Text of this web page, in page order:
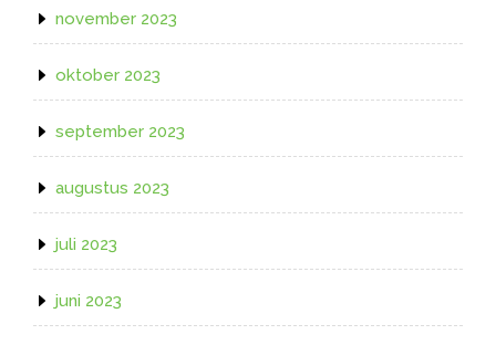
november 2023
oktober 2023
september 2023
augustus 2023
juli 2023
juni 2023